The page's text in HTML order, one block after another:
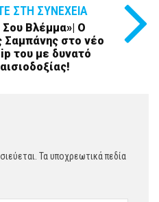
ΣΤΗ ΣΥΝΈΧΕΙΑ
Σου Βλέμμα»| Ο
Σαμπάνης στο νέο
του με δυνατό
Τα υποχρεωτικά πεδία